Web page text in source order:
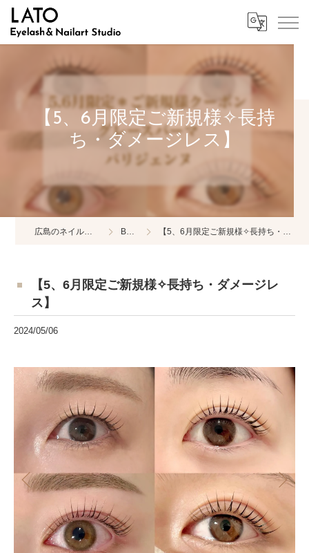
【5、6月限定ご新規様✧長持
ち・ダメージレス】
BLOG 【5、6月限定ご新規様✧長持ち・ダメージレス】
【5、6月限定ご新規様✧長持ち・ダメージレ
ス】
2024/05/06